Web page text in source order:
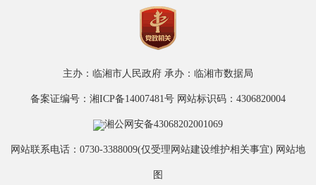
主办：临湘市人民政府 承办：临湘市数据局
备案证编号：湘ICP备14007481号 网站标识码：4306820004
湘公网安备43068202001069
网站联系电话：0730-3388009(仅受理网站建设维护相关事宜) 网站地
图